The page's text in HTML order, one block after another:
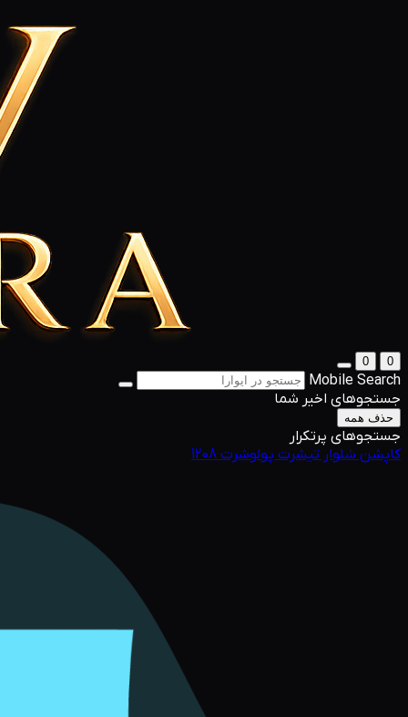
0
0
Mobile Search
جستجوهای اخیر شما
حذف همه
جستجوهای پرتکرار
کاپشنشلوارتیشرتپولوشرت1208